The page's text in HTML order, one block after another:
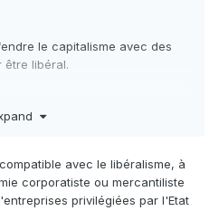
le capitalisme avec des
être libéral.
assez
avec le libéralisme, à
corporatiste ou mercantiliste
privilégiées par l'Etat